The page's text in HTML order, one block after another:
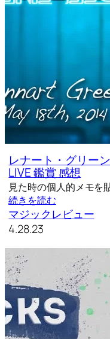
レナート・グリー
LIVE 鑑賞 感想
見た時の個人的メモを
続きを読む
マジックレビュー
4.28.23